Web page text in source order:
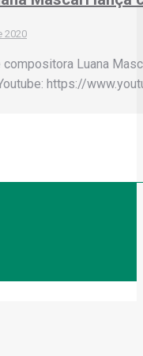
2020
compositora Luana
https://